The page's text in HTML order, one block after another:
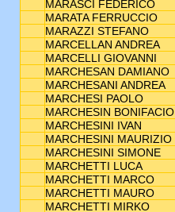
MARASCI FEDERICO
MARATA FERRUCCIO
MARAZZI STEFANO
MARCELLAN ANDREA
MARCELLI GIOVANNI
MARCHESAN DAMIANO
MARCHESANI ANDREA
MARCHESI PAOLO
MARCHESIN BONIFACIO
MARCHESINI IVAN
MARCHESINI MAURIZIO
MARCHESINI SIMONE
MARCHETTI LUCA
MARCHETTI MARCO
MARCHETTI MAURO
MARCHETTI MIRKO